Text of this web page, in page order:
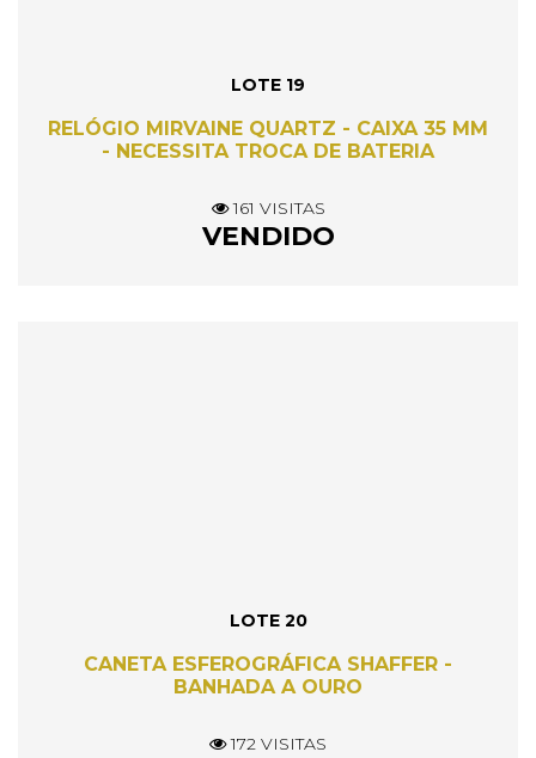
LOTE 19
RELÓGIO MIRVAINE QUARTZ - CAIXA 35 MM
- NECESSITA TROCA DE BATERIA
161 VISITAS
VENDIDO
LOTE 20
CANETA ESFEROGRÁFICA SHAFFER -
BANHADA A OURO
172 VISITAS